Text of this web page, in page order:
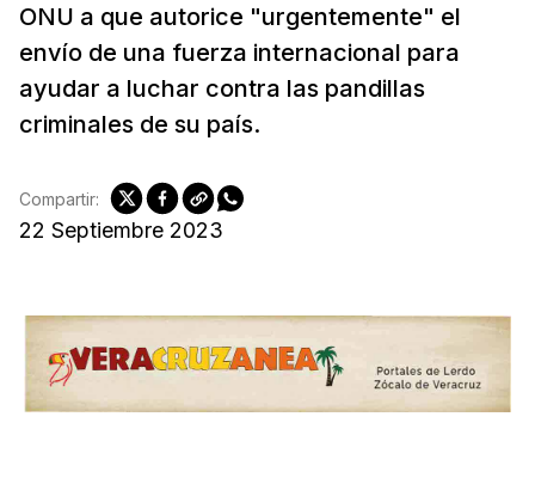
ONU a que autorice "urgentemente" el
envío de una fuerza internacional para
ayudar a luchar contra las pandillas
criminales de su país.
22 Septiembre 2023
Compartir: